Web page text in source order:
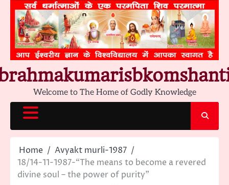
content
Welcome to The Home of Godly Knowledge
Home
Avyakt murli-1987
18/14-11-1987-“The means to become a revered
divine soul – the power of purity”